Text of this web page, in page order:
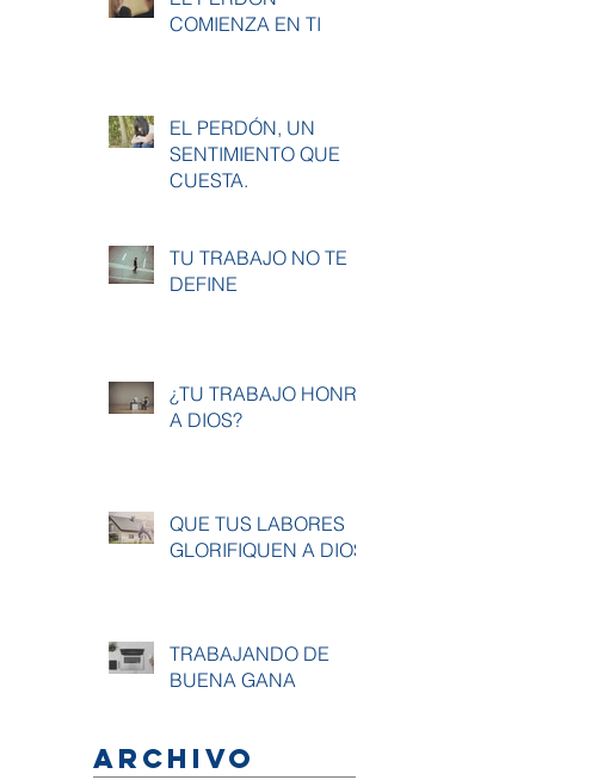
COMIENZA EN TI
EL PERDÓN, UN
SENTIMIENTO QUE
CUESTA.
TU TRABAJO NO TE
DEFINE
¿TU TRABAJO HONRA
A DIOS?
QUE TUS LABORES
GLORIFIQUEN A DIOS
TRABAJANDO DE
BUENA GANA
Archivo